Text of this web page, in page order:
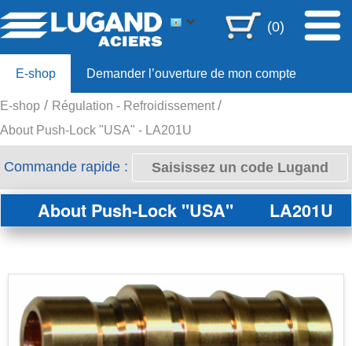
(0)
E-shop Demander l’ouverture de mon compte
Offre 80ans
E-shop
Régulation - Refroidissement
About Push-Lock "USA" - LA201U
Commande rapide :
About Push-Lock "USA" LA201U